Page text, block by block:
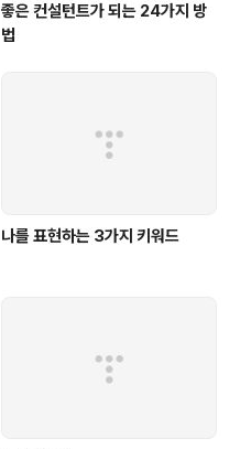
좋은 컨설턴트가 되는 24가지 방
법
나를 표현하는 3가지 키워드